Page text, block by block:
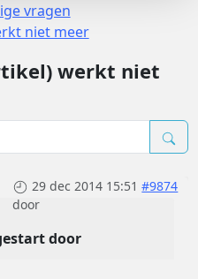
vragen
niet meer
werkt niet
29 dec 2014 15:51 #9874
door
door